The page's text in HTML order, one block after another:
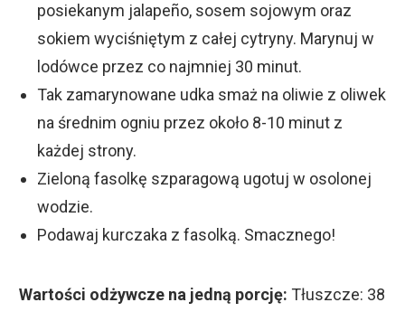
posiekanym jalapeño, sosem sojowym oraz
sokiem wyciśniętym z całej cytryny. Marynuj w
lodówce przez co najmniej 30 minut.
Tak zamarynowane udka smaż na oliwie z oliwek
na średnim ogniu przez około 8-10 minut z
każdej strony.
Zieloną fasolkę szparagową ugotuj w osolonej
wodzie.
Podawaj kurczaka z fasolką. Smacznego!
Wartości odżywcze na jedną porcję: Tłuszcze: 38